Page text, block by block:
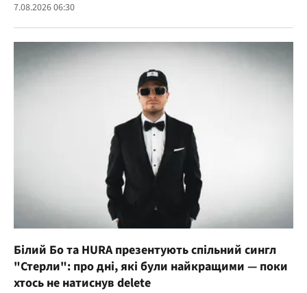
7.08.2026 06:30
Білий Бо та HURA презентують спільний сингл
"Стерли": про дні, які були найкращими — поки
хтось не натиснув delete